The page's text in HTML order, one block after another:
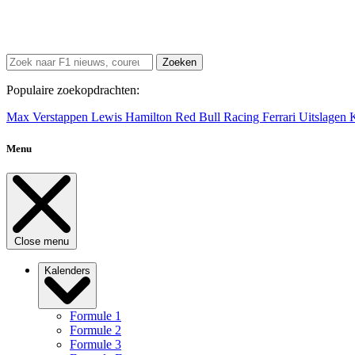
Zoeken
Populaire zoekopdrachten:
Max Verstappen Lewis Hamilton Red Bull Racing Ferrari Uitslagen
Menu
Close menu
Kalenders
Formule 1
Formule 2
Formule 3